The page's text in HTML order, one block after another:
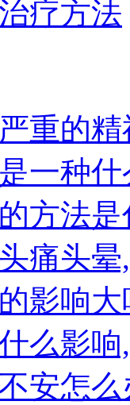
疗方法
重的
一种
方法
痛头
影响
么影
安怎